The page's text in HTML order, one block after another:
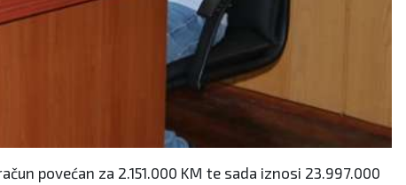
povećan za 2.151.000 KM te sada iznosi 23.997.000